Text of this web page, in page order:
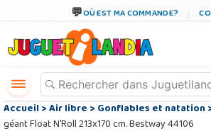
OÙ EST MA COMMANDE?
Accueil>Air libre>Gonflables et natation
géant Float N'Roll 213x170 cm. Bestway 44106